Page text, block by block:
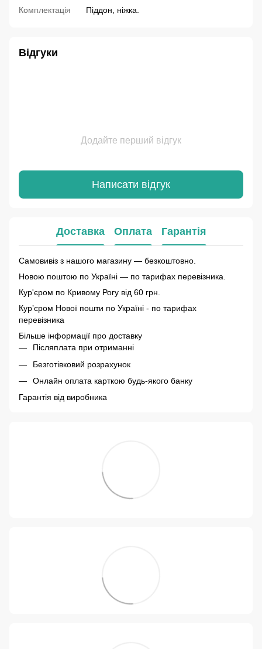
Комплектація Піддон, ніжка.
Відгуки
Додайте перший відгук
Написати відгук
Доставка Оплата Гарантія
Самовивіз з нашого магазину — безкоштовно.
Новою поштою по Україні — по тарифах перевізника.
Кур'єром по Кривому Рогу від 60 грн.
Курʼєром Нової пошти по Україні - по тарифах
перевізника
Більше інформації про доставку
Післяплата при отриманні
Безготівковий розрахунок
Онлайн оплата карткою будь-якого банку
Гарантія від виробника